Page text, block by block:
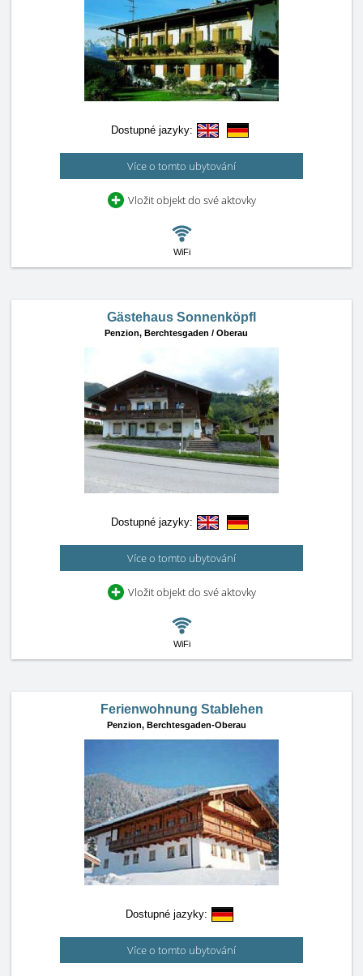
Dostupné jazyky:
Více o tomto ubytování
Vložit objekt do své aktovky
WiFi
Gästehaus Sonnenköpfl
Penzion, Berchtesgaden / Oberau
Dostupné jazyky:
Více o tomto ubytování
Vložit objekt do své aktovky
WiFi
Ferienwohnung Stablehen
Penzion, Berchtesgaden-Oberau
Dostupné jazyky:
Více o tomto ubytování